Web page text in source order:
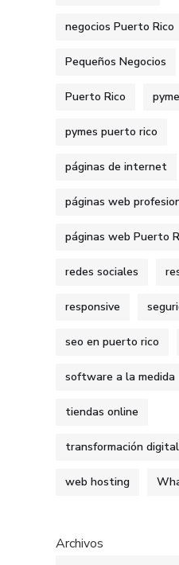
negocios Puerto Rico
Pequeños Negocios
Puerto Rico
pymes puerto rico
páginas de internet
páginas web
páginas web Puerto
redes sociales
responsive
seo en puerto rico
software a la medida
tiendas online
transformación digital
web hosting
Archivos